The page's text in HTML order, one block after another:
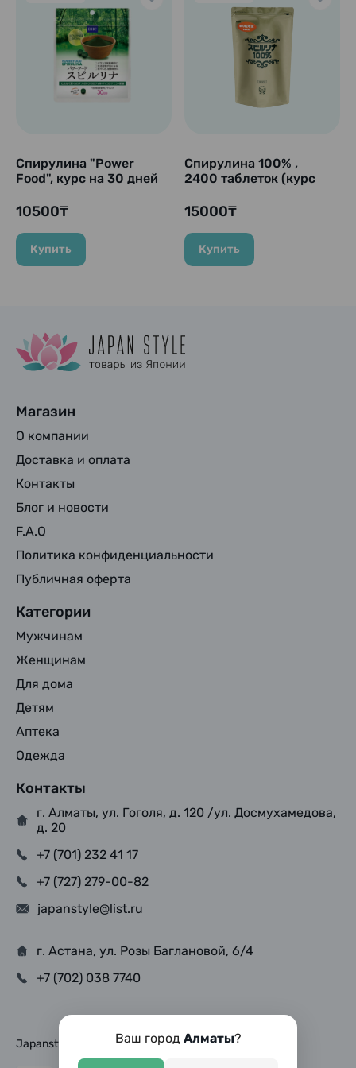
Ваш город Алматы?
Спирулина "Power
Food", курс на 30 дней
10500₸
Купить
Спирулина 100% ,
2400 таблеток (курс
15000₸
Купить
Магазин
О компании
Доставка и оплата
Контакты
Блог и новости
F.A.Q
Политика конфиденциальности
Публичная оферта
Категории
Мужчинам
Женщинам
Для дома
Детям
Аптека
Одежда
Контакты
г. Алматы, ул. Гоголя, д. 120 /ул. Досмухамедова,
д. 20
+7 (701) 232 41 17
+7 (727) 279-00-82
japanstyle@list.ru
г. Астана, ул. Розы Баглановой, 6/4
+7 (702) 038 7740
Japanstyle © Copyright 2025, Все права защищены